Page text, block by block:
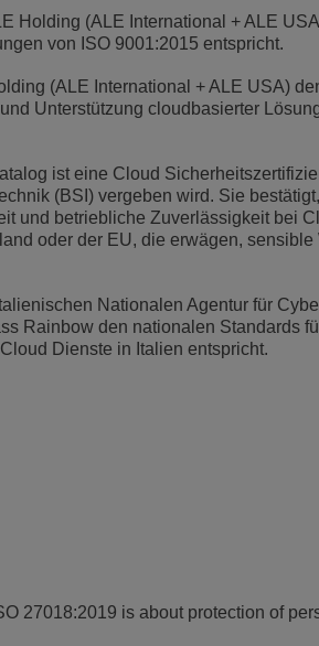
Holding (ALE International + ALE
von ISO 9001:2015 entspricht.
(ALE International + ALE USA)
Unterstützung cloudbasierter
ist eine Cloud
(BSI) vergeben wird. Sie
und betriebliche Zuverlässigkeit bei
oder der EU, die erwägen, sensible
Nationalen Agentur für
Rainbow den nationalen Standards
Dienste in Italien entspricht.
27018:2019 is about protection of